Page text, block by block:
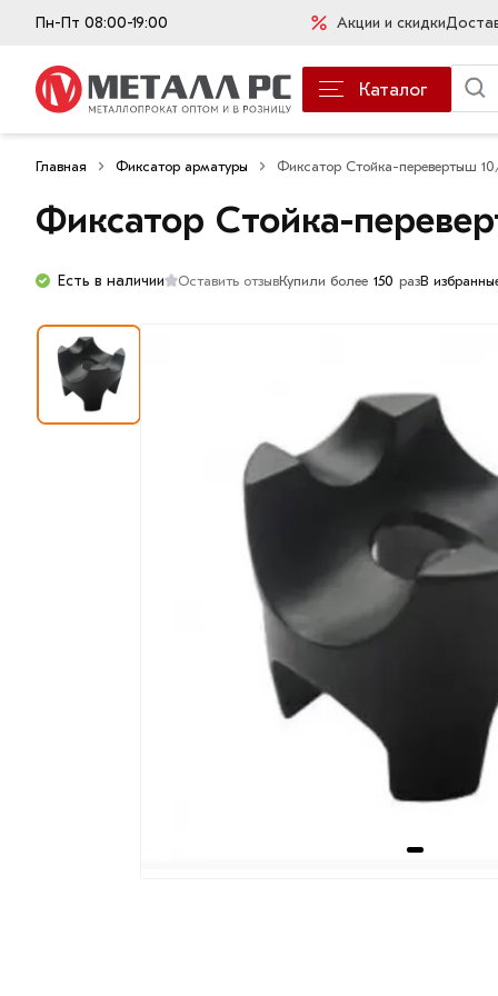
Пн-Пт 08:00-19:00 Акции и скидки
Каталог
Главная Фиксатор арматуры Фиксатор Стойка-перевертыш
Фиксатор Стойка-
Есть в наличии Оставить отзывКупили более 150 разВ